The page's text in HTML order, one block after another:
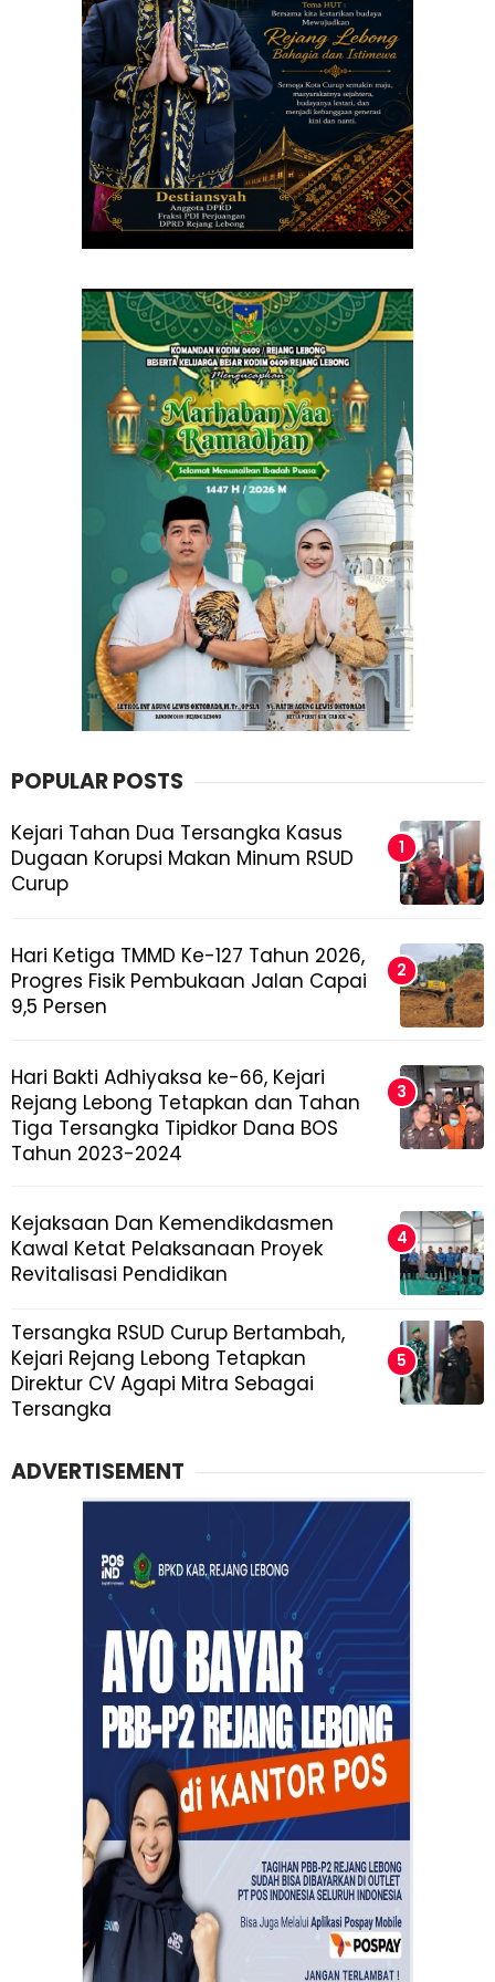
POPULAR POSTS
Kejari Tahan Dua Tersangka Kasus
Dugaan Korupsi Makan Minum RSUD
Curup
Hari Ketiga TMMD Ke-127 Tahun 2026,
Progres Fisik Pembukaan Jalan Capai
9,5 Persen
Hari Bakti Adhiyaksa ke-66, Kejari
Rejang Lebong Tetapkan dan Tahan
Tiga Tersangka Tipidkor Dana BOS
Tahun 2023-2024
Kejaksaan Dan Kemendikdasmen
Kawal Ketat Pelaksanaan Proyek
Revitalisasi Pendidikan
Tersangka RSUD Curup Bertambah,
Kejari Rejang Lebong Tetapkan
Direktur CV Agapi Mitra Sebagai
Tersangka
ADVERTISEMENT